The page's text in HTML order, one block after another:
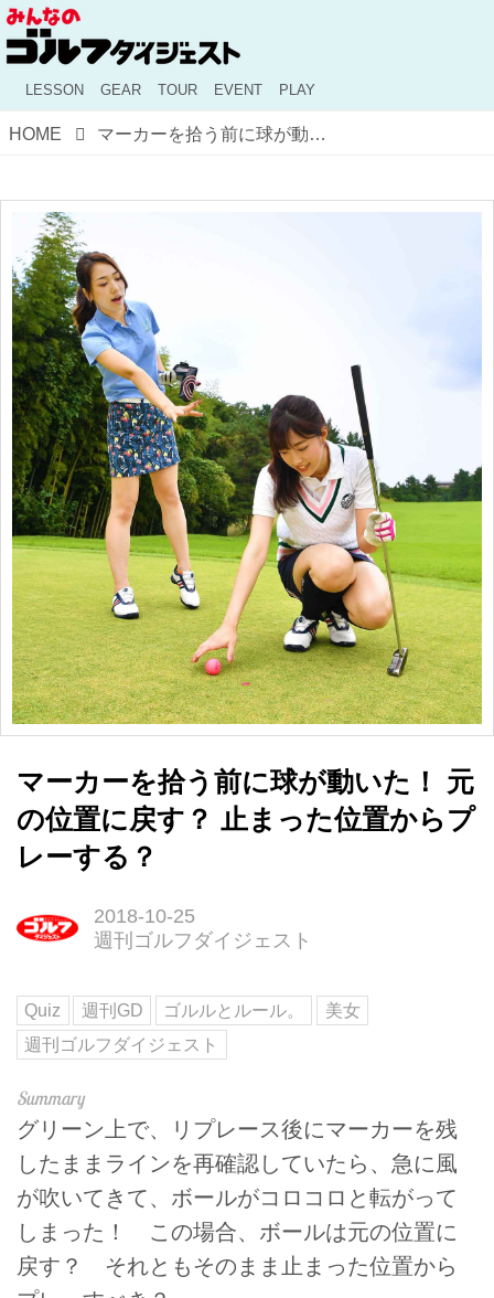
LESSON GEAR TOUR EVENT PLAY
HOME マーカーを拾う前に球が動いた！ 元の位置に戻す？ 止まった位置からプレーする？
マーカーを拾う前に球が動いた！ 元
の位置に戻す？ 止まった位置からプ
レーする？
2018-10-25
週刊ゴルフダイジェスト
Quiz 週刊GD ゴルルとルール。
美女
週刊ゴルフダイジェスト
グリーン上で、リプレース後にマーカーを残
したままラインを再確認していたら、急に風
が吹いてきて、ボールがコロコロと転がって
しまった！ この場合、ボールは元の位置に
戻す？ それともそのまま止まった位置から